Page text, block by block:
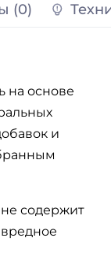
(0)
на основе
и
содержит